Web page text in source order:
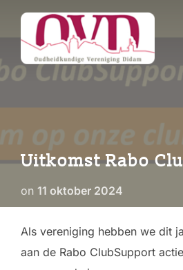
inhoud
Uitkomst Rabo
on Geplaatst
op
11 oktober 2024
Als vereniging hebben we dit
aan de Rabo ClubSupport